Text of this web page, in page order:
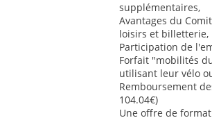
supplémentaires,
Avantages du
loisirs et billetterie,
Participation de
Forfait "mobilités
utilisant leur vélo
Remboursement
104.04€)
Une offre de